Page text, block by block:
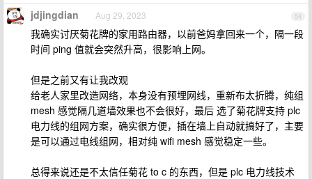
54
jdjingdian Aug 29, 2023
我确实讨厌菊花牌的家用路由器，以前爸妈拿回来一个，隔一段
时间 ping 值就会突然升高，很影响上网。
但是之前又有让我改观
给老人家里改造网络，本身没有预埋网线，重新布太折腾，纯组
mesh 感觉隔几道墙效果也不会很好，最后 选了菊花牌支持 plc
电力线的组网方案，确实很方便，插在墙上自动就搞好了，主要
是可以通过电线组网，相对纯 wifi mesh 感觉稳定一些。
总得来说还是不太信任菊花 to c 的东西，但是 plc 电力线技术